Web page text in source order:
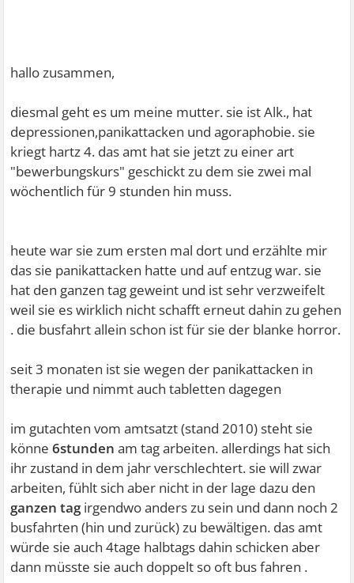
hallo zusammen,
diesmal geht es um meine mutter. sie ist Alk., hat
depressionen,panikattacken und agoraphobie. sie
kriegt hartz 4. das amt hat sie jetzt zu einer art
"bewerbungskurs" geschickt zu dem sie zwei mal
wöchentlich für 9 stunden hin muss.
heute war sie zum ersten mal dort und erzählte mir
das sie panikattacken hatte und auf entzug war. sie
hat den ganzen tag geweint und ist sehr verzweifelt
weil sie es wirklich nicht schafft erneut dahin zu gehen
. die busfahrt allein schon ist für sie der blanke horror.
seit 3 monaten ist sie wegen der panikattacken in
therapie und nimmt auch tabletten dagegen
im gutachten vom amtsatzt (stand 2010) steht sie
könne 6stunden am tag arbeiten. allerdings hat sich
ihr zustand in dem jahr verschlechtert. sie will zwar
arbeiten, fühlt sich aber nicht in der lage dazu den
ganzen tagirgendwo anders zu sein und dann noch 2
busfahrten (hin und zurück) zu bewältigen. das amt
würde sie auch 4tage halbtags dahin schicken aber
dann müsste sie auch doppelt so oft bus fahren .